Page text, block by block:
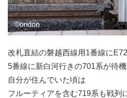
改札直結の磐越西線用1番線に
5番線に新白河行きの701系が待機
自分が住んでいた頃は
フルーティアを含む719系も戦列